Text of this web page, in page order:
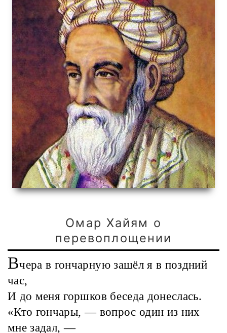
Омар Хайям о
перевоплощении
Вчера в гончарную зашёл я в поздний
час,
И до меня горшков беседа донеслась.
«Кто гончары, — вопрос один из них
мне задал, —